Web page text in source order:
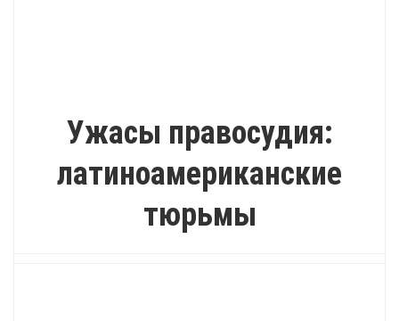
Ужасы правосудия:
латиноамериканские
тюрьмы